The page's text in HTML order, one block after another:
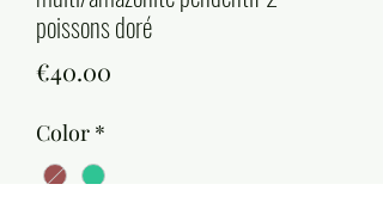
poissons doré
€40.00
Color *